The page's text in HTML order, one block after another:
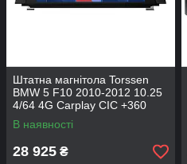
Штатна магнітола Torssen
BMW 5 F10 2010-2012 10.25
4/64 4G Carplay CIC +360
В наявності
28 925 ₴